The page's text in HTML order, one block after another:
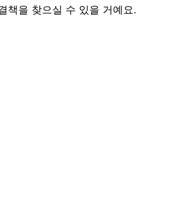
책을 찾으실 수 있을 거예요.